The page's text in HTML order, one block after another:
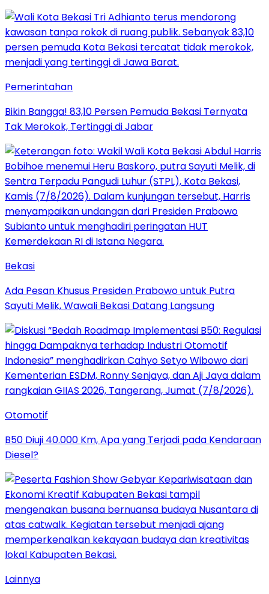
Pemerintahan
Bikin Bangga! 83,10 Persen Pemuda Bekasi Ternyata
Tak Merokok, Tertinggi di Jabar
Bekasi
Ada Pesan Khusus Presiden Prabowo untuk Putra
Sayuti Melik, Wawali Bekasi Datang Langsung
Otomotif
B50 Diuji 40.000 Km, Apa yang Terjadi pada Kendaraan
Diesel?
Lainnya